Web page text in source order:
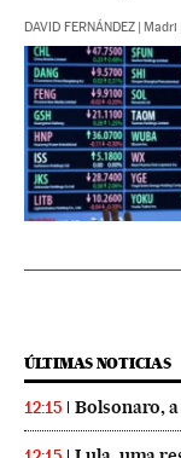
DAVID FERNÁNDEZ | Madri
ÚLTIMAS NOTICIAS
12:15 Bolsonaro,